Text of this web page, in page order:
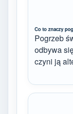
Co to znaczy
Pogrzeb
odbywa
czyni ją